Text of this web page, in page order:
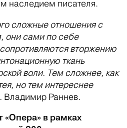
наследием писателя.
сложные отношения с
они сами по себе
вторжению
ткань
воли. Тем сложнее, как
но тем интереснее
Владимир Раннев.
в рамках